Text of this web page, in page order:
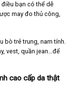
bạn có thể dễ
may đo thủ công,
bò trẻ trung, nam tính.
vest, quần jean…để
cao cấp da thật